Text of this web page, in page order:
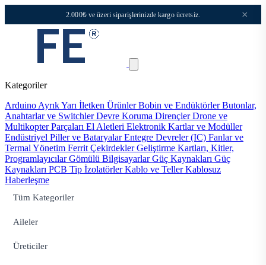
2.000₺ ve üzeri siparişlerinizde kargo ücretsiz. ×
Kategoriler
Arduino Ayrık Yarı İletken ÜrünlerBobin ve EndüktörlerButonlar,
Anahtarlar ve SwitchlerDevre Koruma DirençlerDrone ve
Multikopter Parçaları El Aletleri Elektronik Kartlar ve Modüller
Endüstriyel Piller ve BataryalarEntegre Devreler (IC) Fanlar ve
Termal Yönetim Ferrit ÇekirdeklerGeliştirme Kartları, Kitler,
ProgramlayıcılarGömülü BilgisayarlarGüç Kaynakları Güç
Kaynakları PCB Tip İzolatörlerKablo ve TellerKablosuz
Haberleşme
Tüm Kategoriler
Aileler
Üreticiler